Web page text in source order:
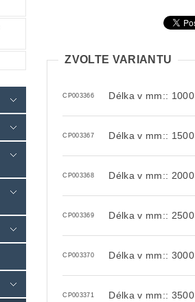
ZVOLTE VARIANTU
CP003366 Délka v mm:: 1000
CP003367 Délka v mm:: 1500
CP003368 Délka v mm:: 2000
CP003369 Délka v mm:: 2500
CP003370 Délka v mm:: 3000
CP003371 Délka v mm:: 3500